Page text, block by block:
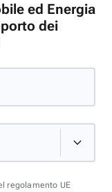
ed Energia
dei
regolamento UE